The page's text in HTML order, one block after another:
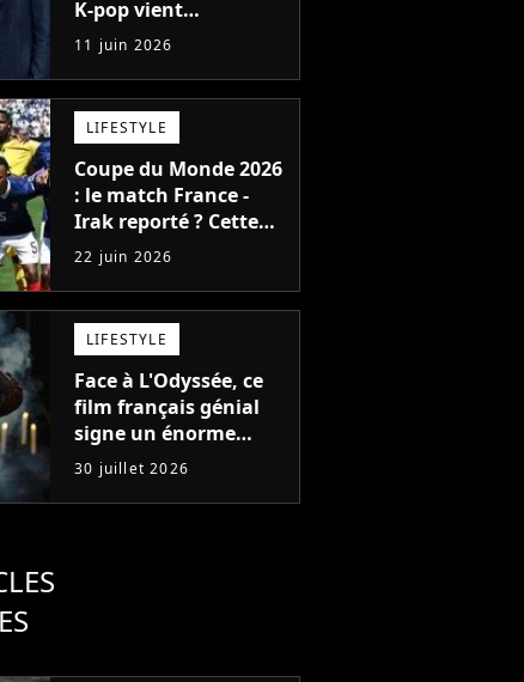
K-pop vient
d'annoncer un
concert géant au
Stade de France
11 juin 2026
LIFESTYLE
Coupe du Monde 2026
: le match France -
Irak reporté ? Cette
règle très stricte qui
ne va pas arranger les
supporters français
22 juin 2026
LIFESTYLE
Face à L'Odyssée, ce
film français génial
signe un énorme
démarrage au box-
office : tous les
chiffres !
30 juillet 2026